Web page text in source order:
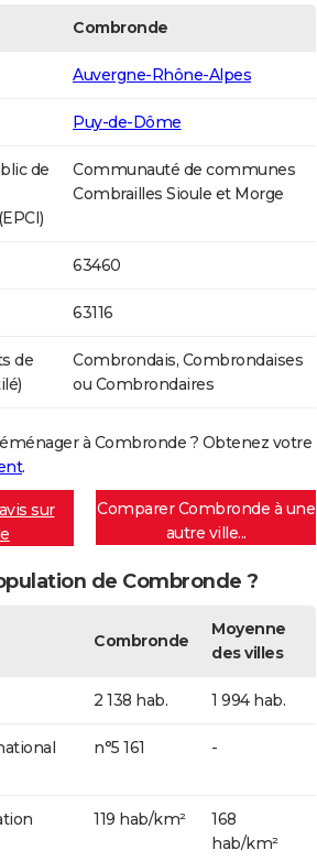
Combronde
Auvergne-Rhône-Alpes
Puy-de-Dôme
de
Communauté de communes
Combrailles Sioule et Morge
63460
63116
de
Combrondais, Combrondaises
ou Combrondaires
à Combronde ? Obtenez votre
.
sur
Comparer Combronde à une
autre ville...
de Combronde ?
Combronde
Moyenne
des villes
2 138 hab. 1 994 hab.
n°5 161 -
119 hab/km²
168
hab/km²